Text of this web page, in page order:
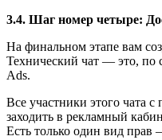
3.4. Шаг номер четыре:
На финальном этапе вам
Технический чат — это, по
Ads.
Все участники этого чата
заходить в рекламный
Есть только один вид